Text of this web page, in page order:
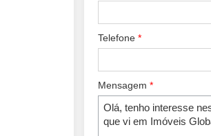
Telefone *
Mensagem *